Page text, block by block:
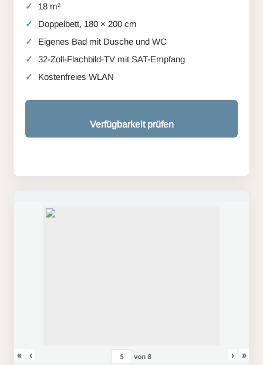
18 m²
Doppelbett, 180 × 200 cm
Eigenes Bad mit Dusche und WC
32-Zoll-Flachbild-TV mit SAT-Empfang
Kostenfreies WLAN
Verfügbarkeit prüfen
« ‹ von8 › »